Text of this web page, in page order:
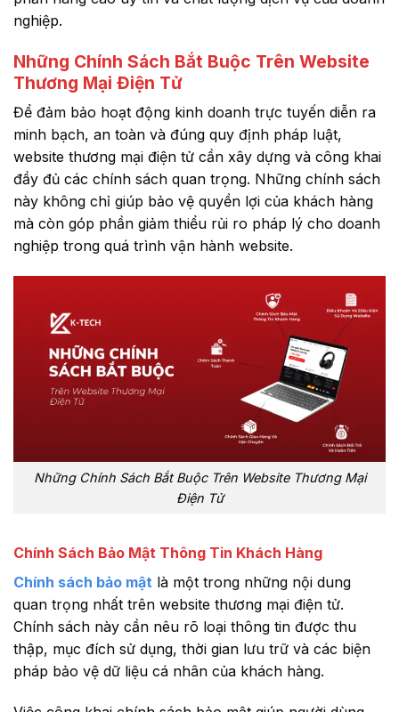
nghiệp.
Những Chính Sách Bắt Buộc Trên Website
Thương Mại Điện Tử
Để đảm bảo hoạt động kinh doanh trực tuyến diễn ra
minh bạch, an toàn và đúng quy định pháp luật,
website thương mại điện tử cần xây dựng và công khai
đầy đủ các chính sách quan trọng. Những chính sách
này không chỉ giúp bảo vệ quyền lợi của khách hàng
mà còn góp phần giảm thiểu rủi ro pháp lý cho doanh
nghiệp trong quá trình vận hành website.
Những Chính Sách Bắt Buộc Trên Website Thương Mại
Điện Tử
Chính Sách Bảo Mật Thông Tin Khách Hàng
Chính sách bảo mật là một trong những nội dung
quan trọng nhất trên website thương mại điện tử.
Chính sách này cần nêu rõ loại thông tin được thu
thập, mục đích sử dụng, thời gian lưu trữ và các biện
pháp bảo vệ dữ liệu cá nhân của khách hàng.